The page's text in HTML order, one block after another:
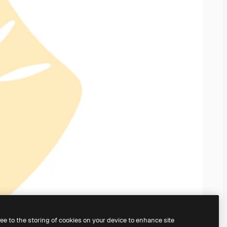
to the storing of cookies on your device to enhance site